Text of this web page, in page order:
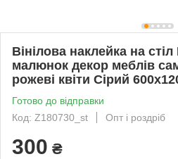
Вінілова наклейка на
малюнок декор меблів
рожеві квіти Сірий
Готово до відправки
Код: Z180730_st
Опт і роздріб
300 ₴